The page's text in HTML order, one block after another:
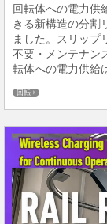
回転体への電力供
きる新構造の分割
ました。スリップ
不要・メンテナン
転体への電力供給
は年々増加してい
回転